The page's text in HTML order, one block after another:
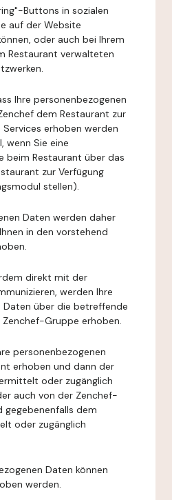
Buttons in sozialen
auf der Website
oder auch bei Ihrem
Restaurant verwalteten
Ihre personenbezogenen
dem Restaurant zur
erhoben werden
wenn Sie eine
beim Restaurant über das
zur Verfügung
stellen).
Daten werden daher
in den vorstehend
direkt mit der
werden Ihre
Daten über die betreffende
Gruppe erhoben.
personenbezogenen
erhoben und dann der
oder zugänglich
auch von der Zenchef-
gegebenenfalls dem
oder zugänglich
Daten können
werden.